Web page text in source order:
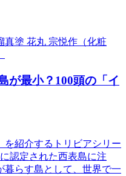
真塗 花丸 宗悦作（化粧
が最小？100頭の「イ
を紹介するトリビアシリー
認定された西表島に注
暮らす島として、世界で一